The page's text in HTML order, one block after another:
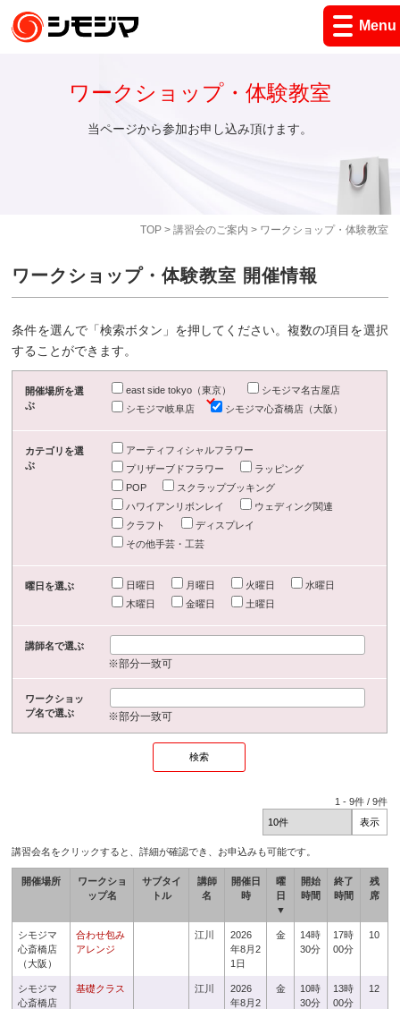
Menu
TOP> 講習会のご案内 > ワークショップ・体験教室
ワークショップ・体験教室
当ページから参加お申し込み頂けます。
ワークショップ・体験教室 開催情報
条件を選んで「検索ボタン」を押してください。複数の項目を選択
することができます。
開催場所を選
ぶ
east side tokyo（東京）
シモジマ名古屋店
シモジマ岐阜店
シモジマ心斎橋店（大阪）
カテゴリを選
ぶ
アーティフィシャルフラワー
プリザーブドフラワー
ラッピング
POP
スクラップブッキング
ハワイアンリボンレイ
ウェディング関連
クラフト
ディスプレイ
その他手芸・工芸
曜日を選ぶ 日曜日 月曜日 火曜日
水曜日
木曜日
金曜日 土曜日
講師名で選ぶ
※部分一致可
ワークショッ
プ名で選ぶ
※部分一致可
1 -9件 /9件
講習会名をクリックすると、詳細が確認でき、お申込みも可能です。
開催場所
ワークショ
ップ名
サブタイ
トル
講師
名
開催日
時
曜
日
▼
開始
時間
終了
時間
残
席
シモジマ
心斎橋店
（大阪）
合わせ包み
アレンジ
江川
2026
年8月2
1日
金
14時
30分
17時
00分
10
シモジマ
心斎橋店
基礎クラス 江川
2026
年8月2
金
10時
30分
13時
00分
12